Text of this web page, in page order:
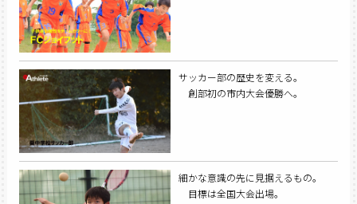
サッカー部の歴史を変える。
創部初の市内大会優勝へ。
細かな意識の先に見据えるもの。
目標は全国大会出場。